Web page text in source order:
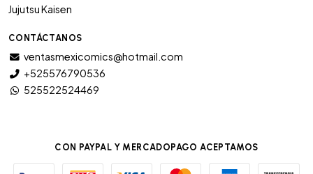
Jujutsu Kaisen
CONTÁCTANOS
ventasmexicomics@hotmail.com
+525576790536
525522524469
CON PAYPAL Y MERCADOPAGO ACEPTAMOS